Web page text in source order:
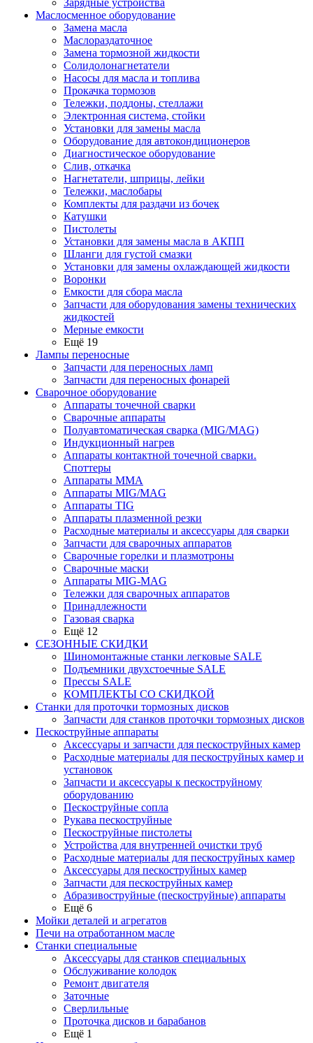
Зарядные устройства
Маслосменное оборудование
Замена масла
Маслораздаточное
Замена тормозной жидкости
Солидолонагнетатели
Насосы для масла и топлива
Прокачка тормозов
Тележки, поддоны, стеллажи
Электронная система, стойки
Установки для замены масла
Оборудование для автокондиционеров
Диагностическое оборудование
Слив, откачка
Нагнетатели, шприцы, лейки
Тележки, маслобары
Комплекты для раздачи из бочек
Катушки
Пистолеты
Установки для замены масла в АКПП
Шланги для густой смазки
Установки для замены охлаждающей жидкости
Воронки
Емкости для сбора масла
Запчасти для оборудования замены технических
жидкостей
Мерные емкости
Ещё 19
Лампы переносные
Запчасти для переносных ламп
Запчасти для переносных фонарей
Сварочное оборудование
Аппараты точечной сварки
Сварочные аппараты
Полуавтоматическая сварка (MIG/MAG)
Индукционный нагрев
Аппараты контактной точечной сварки.
Споттеры
Аппараты MMA
Аппараты MIG/MAG
Аппараты TIG
Аппараты плазменной резки
Расходные материалы и аксессуары для сварки
Запчасти для сварочных аппаратов
Сварочные горелки и плазмотроны
Сварочные маски
Аппараты MIG-MAG
Тележки для сварочных аппаратов
Принадлежности
Газовая сварка
Ещё 12
СЕЗОННЫЕ СКИДКИ
Шиномонтажные станки легковые SALE
Подъемники двухстоечные SALE
Прессы SALE
КОМПЛЕКТЫ СО СКИДКОЙ
Станки для проточки тормозных дисков
Запчасти для станков проточки тормозных дисков
Пескоструйные аппараты
Аксессуары и запчасти для пескоструйных камер
Расходные материалы для пескоструйных камер и
установок
Запчасти и аксессуары к пескоструйному
оборудованию
Пескоструйные сопла
Рукава пескоструйные
Пескоструйные пистолеты
Устройства для внутренней очистки труб
Расходные материалы для пескоструйных камер
Аксессуары для пескоструйных камер
Запчасти для пескоструйных камер
Абразивоструйные (пескоструйные) аппараты
Ещё 6
Мойки деталей и агрегатов
Печи на отработанном масле
Станки специальные
Аксессуары для станков специальных
Обслуживание колодок
Ремонт двигателя
Заточные
Сверлильные
Проточка дисков и барабанов
Ещё 1